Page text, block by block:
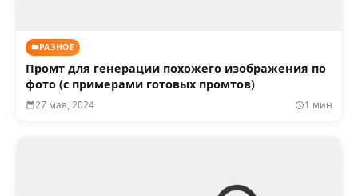
РАЗНОЕ
Промт для генерации похожего изображения по
фото (с примерами готовых промтов)
27 мая, 2024 1 мин